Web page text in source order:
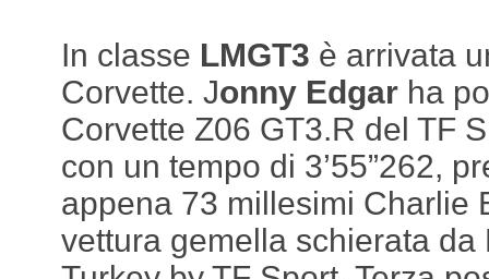
In classe LMGT3 è arrivata
Corvette. Jonny Edgar ha
Corvette Z06 GT3.R del TF
con un tempo di 3’55”262,
appena 73 millesimi Charlie
vettura gemella schierata da